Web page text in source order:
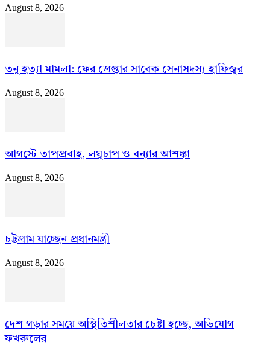
August 8, 2026
তনু হত্যা মামলা: ফের গ্রেপ্তার সাবেক সেনাসদস্য হাফিজুর
August 8, 2026
আগস্টে তাপপ্রবাহ, লঘুচাপ ও বন্যার আশঙ্কা
August 8, 2026
চট্টগ্রাম যাচ্ছেন প্রধানমন্ত্রী
August 8, 2026
দেশ গড়ার সময়ে অস্থিতিশীলতার চেষ্টা হচ্ছে, অভিযোগ
ফখরুলের